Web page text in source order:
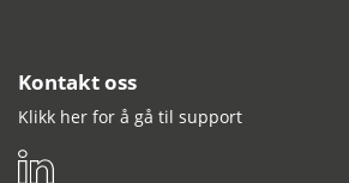
Kontakt oss
Klikk her for å gå til support